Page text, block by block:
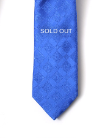
SOLD OUT